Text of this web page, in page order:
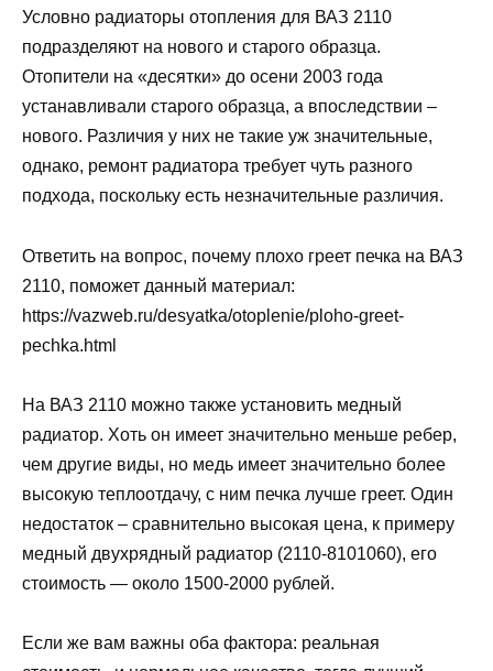
Условно радиаторы отопления для ВАЗ 2110
подразделяют на нового и старого образца.
Отопители на «десятки» до осени 2003 года
устанавливали старого образца, а впоследствии –
нового. Различия у них не такие уж значительные,
однако, ремонт радиатора требует чуть разного
подхода, поскольку есть незначительные различия.
Ответить на вопрос, почему плохо греет печка на ВАЗ
2110, поможет данный материал:
https://vazweb.ru/desyatka/otoplenie/ploho-greet-
pechka.html
На ВАЗ 2110 можно также установить медный
радиатор. Хоть он имеет значительно меньше ребер,
чем другие виды, но медь имеет значительно более
высокую теплоотдачу, с ним печка лучше греет. Один
недостаток – сравнительно высокая цена, к примеру
медный двухрядный радиатор (2110-8101060), его
стоимость — около 1500-2000 рублей.
Если же вам важны оба фактора: реальная